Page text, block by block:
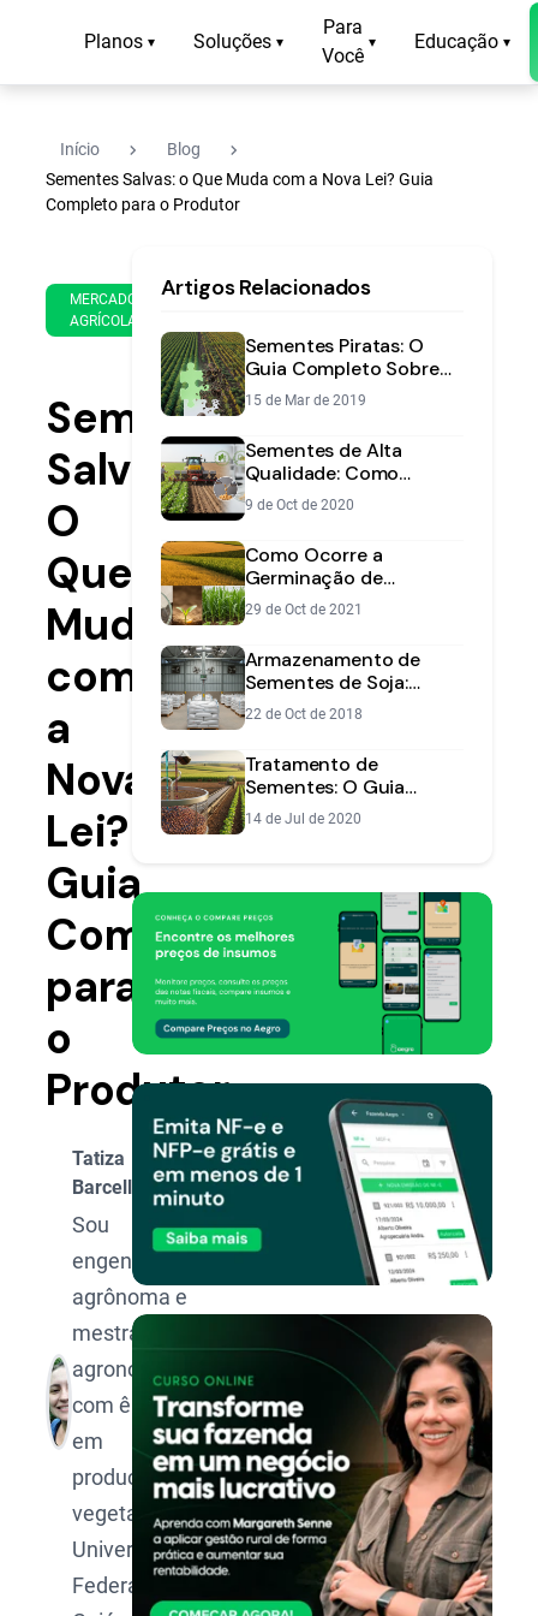
Planos ▾ Soluções ▾
Para
Você
▾ Educação ▾
Início navigate_next Blog navigate_next
Sementes Salvas: o Que Muda com a Nova Lei? Guia
Completo para o Produtor
MERCADO
AGRÍCOLA
de
de
2021
min
leitura
Sementes
Salvas:
O
Que
Muda
com
a
Nova
Lei?
Guia
Completo
para
o
Produtor
Tatiza
Barcellos
Sou
engenheira-
agrônoma e
mestra em
agronomia,
com ênfase
em
produção
vegetal, pela
Universidade
Federal de
Artigos Relacionados
Sementes Piratas: O
Guia Completo Sobre
Riscos e Como Evitar
Prejuízos
15 de Mar de 2019
Sementes de Alta
Qualidade: Como
Garantir o Sucesso da
Lavoura
9 de Oct de 2020
Como Ocorre a
Germinação de
Sementes: Guia | Aegro
29 de Oct de 2021
Armazenamento de
Sementes de Soja:
Como Preservar
Qualidade e Vigor
22 de Oct de 2018
Tratamento de
Sementes: O Guia
Essencial para Proteger
sua Lavoura
14 de Jul de 2020